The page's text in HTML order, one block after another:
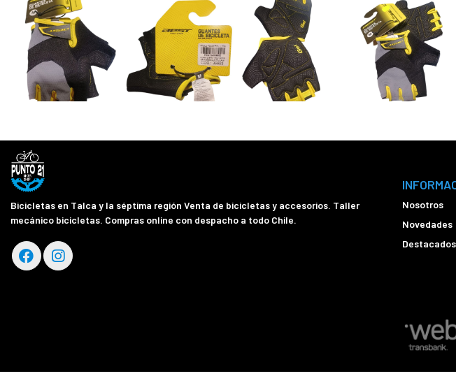
Bicicletas en Talca y la séptima región Venta de bicicletas y accesorios. Taller
mecánico bicicletas. Compras online con despacho a todo Chile.
Nosotros
Novedades
Destacados